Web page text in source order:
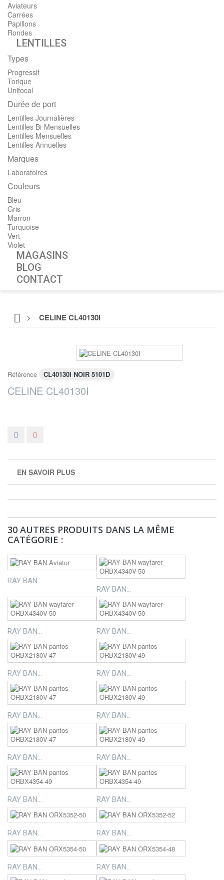
Aviateurs
Carrées
Papillons
Rondes
LENTILLES
Types
Progressif
Torique
Unifocal
Durée de port
Lentilles Journalières
Lentilles Bi-Mensuelles
Lentilles Mensuelles
Lentilles Annuelles
Marques
Laboratoires
Couleurs
Bleu
Gris
Marron
Turquoise
Vert
Violet
MAGASINS
BLOG
CONTACT
> CELINE CL40130I
Référence CL40130I NOIR 5101D
CELINE CL40130I
EN SAVOIR PLUS
30 AUTRES PRODUITS DANS LA MÊME
CATÉGORIE :
RAY BAN...
RAY BAN...
RAY BAN... RAY BAN...
RAY BAN... RAY BAN...
RAY BAN... RAY BAN...
RAY BAN... RAY BAN...
RAY BAN... RAY BAN...
RAY BAN... RAY BAN...
RAY BAN... RAY BAN...